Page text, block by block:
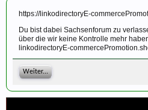
https://linkodirectoryE-
Du bist dabei Sachsenforum zu
über die wir keine Kontrolle mehr
linkodirectoryE-
Weiter...